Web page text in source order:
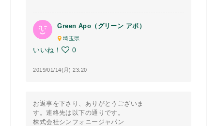
Green Apo（グリーン アポ）
埼玉県
いいね！ 0
2019/01/14(月) 23:20
お返事を下さり、ありがとうございま
す。連絡先は以下の通りです。
株式会社シンフォニージャパン